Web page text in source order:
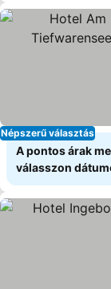
Népszerű választás
A pontos árak
válasszon